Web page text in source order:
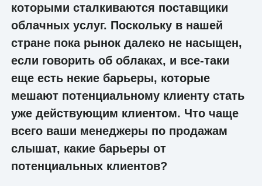
которыми сталкиваются поставщики
облачных услуг. Поскольку в нашей
стране пока рынок далеко не насыщен,
если говорить об облаках, и все-таки
еще есть некие барьеры, которые
мешают потенциальному клиенту стать
уже действующим клиентом. Что чаще
всего ваши менеджеры по продажам
слышат, какие барьеры от
потенциальных клиентов?